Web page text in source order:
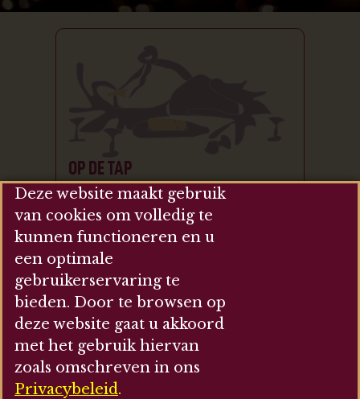
OP DE TAP
Onder de Ooievaar heeft een zeer
ruim assortiment aan bieren op
fles en op de tap. Hieronder ziet u
de merken die altijd op de tap
verkrijgbaar zijn. Echter hebben
wij ook twee wisseltaps waar de
seizoensbieren en andere
bijzondere bieren op aangesloten
worden.
Deze website maakt gebruik
van cookies om volledig te
kunnen functioneren en u
een optimale
gebruikerservaring te
bieden. Door te browsen op
deze website gaat u akkoord
met het gebruik hiervan
zoals omschreven in ons
Privacybeleid.